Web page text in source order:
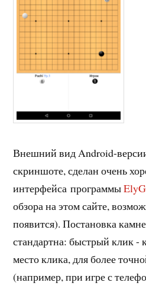
Внешний вид Android-
скриншоте, сделан очень
интерфейса программы
обзора на этом сайте,
появится). Постановка
стандартна: быстрый клик -
место клика, для более
(например, при игре с